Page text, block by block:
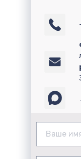
Ваше